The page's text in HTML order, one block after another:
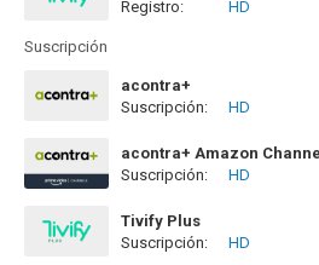
Disponible hasta el Mié, 09
Registro: HD
Suscripción
acontra+
Suscripción:
HD
acontra+ Amazon Channel
Suscripción:
HD
Tivify Plus
Disponible hasta el Mié, 09
Suscripción: HD